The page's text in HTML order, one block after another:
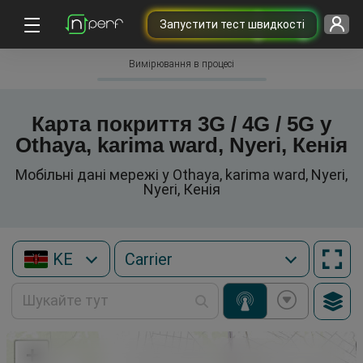
Запустити тест швидкості
Вимірювання в процесі
Карта покриття 3G / 4G / 5G у
Othaya, karima ward, Nyeri, Кенія
Мобільні дані мережі у Othaya, karima ward, Nyeri,
Nyeri, Кенія
KE